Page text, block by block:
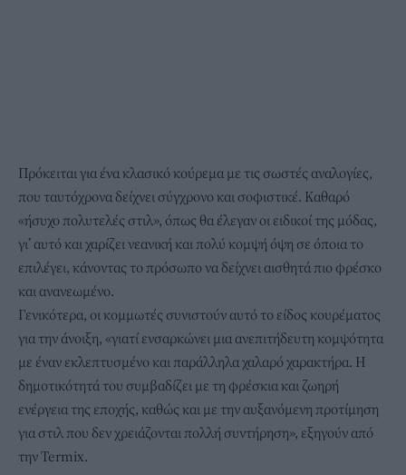
Πρόκειται για ένα κλασικό κούρεμα με τις σωστές αναλογίες,
που ταυτόχρονα δείχνει σύγχρονο και σοφιστικέ. Καθαρό
«ήσυχο πολυτελές στιλ», όπως θα έλεγαν οι ειδικοί της μόδας,
γι’ αυτό και χαρίζει νεανική και πολύ κομψή όψη σε όποια το
επιλέγει, κάνοντας το πρόσωπο να δείχνει αισθητά πιο φρέσκο
και ανανεωμένο.
Γενικότερα, οι κομμωτές συνιστούν αυτό το είδος κουρέματος
για την άνοιξη, «γιατί ενσαρκώνει μια ανεπιτήδευτη κομψότητα
με έναν εκλεπτυσμένο και παράλληλα χαλαρό χαρακτήρα. Η
δημοτικότητά του συμβαδίζει με τη φρέσκια και ζωηρή
ενέργεια της εποχής, καθώς και με την αυξανόμενη προτίμηση
για στιλ που δεν χρειάζονται πολλή συντήρηση», εξηγούν από
την Termix.